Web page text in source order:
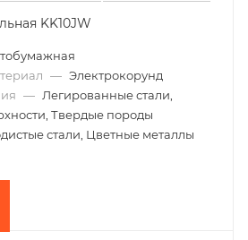
KK10JW
— Электрокорунд
— Легированные стали,
Твердые породы
стали, Цветные металлы